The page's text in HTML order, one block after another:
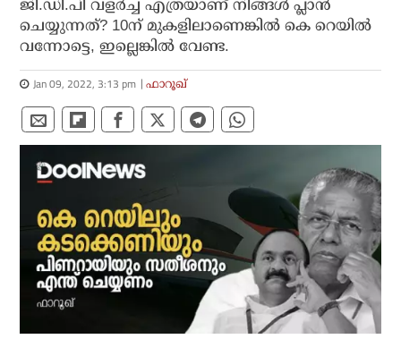
ജി.ഡി.പി വളര്‍ച്ച എത്രയാണ് നിങ്ങള്‍ പ്ലാന്‍
ചെയ്യുന്നത്? 10ന് മുകളിലാണെങ്കില്‍ കെ റെയില്‍
വന്നോട്ടെ, ഇല്ലെങ്കില്‍ വേണ്ട.
Jan 09, 2022, 3:13 pm ഫാറൂഖ്